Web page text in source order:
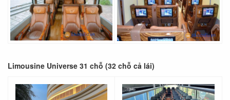
Limousine Universe 31 chỗ (32 chỗ cả lái)